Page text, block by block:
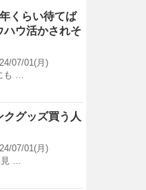
くらい待てば
ハウ活かされそ
07/01(月)
も …
クグッズ買う人
07/01(月)
見 …